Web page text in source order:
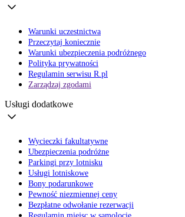
Warunki uczestnictwa
Przeczytaj koniecznie
Warunki ubezpieczenia podróżnego
Polityka prywatności
Regulamin serwisu R.pl
Zarządzaj zgodami
Usługi dodatkowe
Wycieczki fakultatywne
Ubezpieczenia podróżne
Parkingi przy lotnisku
Usługi lotniskowe
Bony podarunkowe
Pewność niezmiennej ceny
Bezpłatne odwołanie rezerwacji